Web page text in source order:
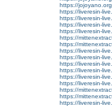
https://
https://liveresin-
https://liveresin-
https://liveresin-
https://liveresin-
https://
https://
https://liveresin-
https://liveresin-
https://liveresin-
https://liveresin-
https://liveresin-
https://liveresin-
https://
https://
https://liveresin-